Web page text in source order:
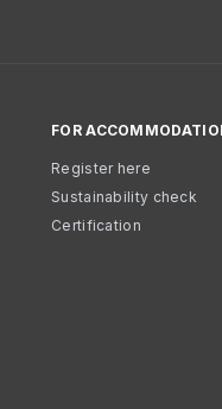
FOR
Register here
Sustainability check
Certification